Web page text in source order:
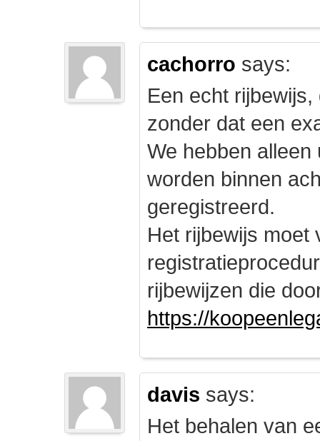
cachorro says:
Een echt
zonder dat een
We hebben
worden binnen
geregistreerd.
Het rijbewijs moet
rijbewijzen die
https://
davis says:
Het behalen van